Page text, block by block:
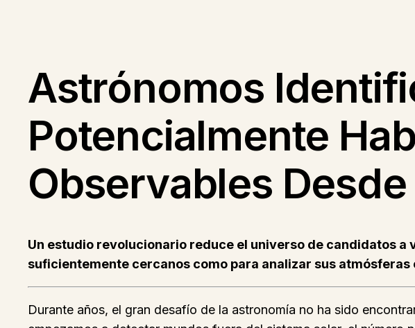
Astrónomos
Potencialmente
Observables
Un estudio revolucionario reduce el universo de candidatos
suficientemente cercanos como para analizar sus atmósferas
Durante años, el gran desafío de la astronomía no ha sido